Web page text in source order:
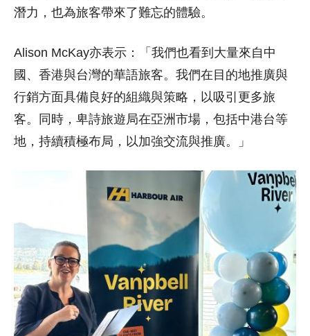
潛力，也為旅客帶來了難忘的體驗。
Alison McKay亦表示：「我們也看到大量來自中
國、香港與台灣的華語旅客。我們在目的地推廣與
行銷方面具備良好的組織與策略，以吸引更多旅
客。同時，卑詩旅遊局在亞洲市場，包括中港台等
地，持續積極布局，以加強交流與推廣。」